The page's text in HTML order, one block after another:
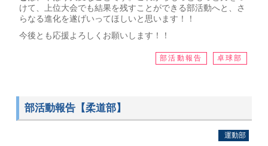
けて、上位大会でも結果を残すことができる部活動へと、さ
らなる進化を遂げいってほしいと思います！！
今後とも応援よろしくお願いします！！
部活動報告 卓球部
部活動報告【柔道部】
運動部